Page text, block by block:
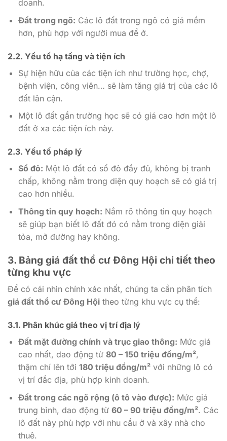
doanh.
Đất trong ngõ: Các lô đất trong ngõ có giá mềm
hơn, phù hợp với người mua để ở.
2.2. Yếu tố hạ tầng và tiện ích
Sự hiện hữu của các tiện ích như trường học, chợ,
bệnh viện, công viên… sẽ làm tăng giá trị của các lô
đất lân cận.
Một lô đất gần trường học sẽ có giá cao hơn một lô
đất ở xa các tiện ích này.
2.3. Yếu tố pháp lý
Sổ đỏ: Một lô đất có sổ đỏ đầy đủ, không bị tranh
chấp, không nằm trong diện quy hoạch sẽ có giá trị
cao hơn nhiều.
Thông tin quy hoạch: Nắm rõ thông tin quy hoạch
sẽ giúp bạn biết lô đất đó có nằm trong diện giải
tỏa, mở đường hay không.
3. Bảng giá đất thổ cư Đông Hội chi tiết theo
từng khu vực
Để có cái nhìn chính xác nhất, chúng ta cần phân tích
giá đất thổ cư Đông Hội theo từng khu vực cụ thể:
3.1. Phân khúc giá theo vị trí địa lý
Đất mặt đường chính và trục giao thông: Mức giá
cao nhất, dao động từ 80 – 150 triệu đồng/m²,
thậm chí lên tới 180 triệu đồng/m²với những lô có
vị trí đắc địa, phù hợp kinh doanh.
Đất trong các ngõ rộng (ô tô vào được): Mức giá
trung bình, dao động từ 60 – 90 triệu đồng/m². Các
lô đất này phù hợp với nhu cầu ở và xây nhà cho
thuê.